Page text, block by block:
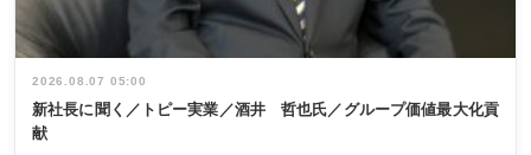
2026.08.07 05:00
新社長に聞く／トピー実業／酒井 哲也氏／グループ価値最大化貢
献